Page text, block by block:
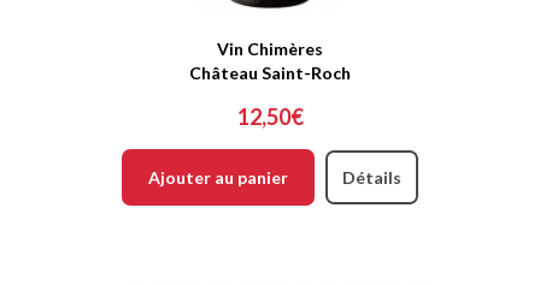
Vin Chimères
Château Saint-Roch
12,50€
Ajouter au panier Détails